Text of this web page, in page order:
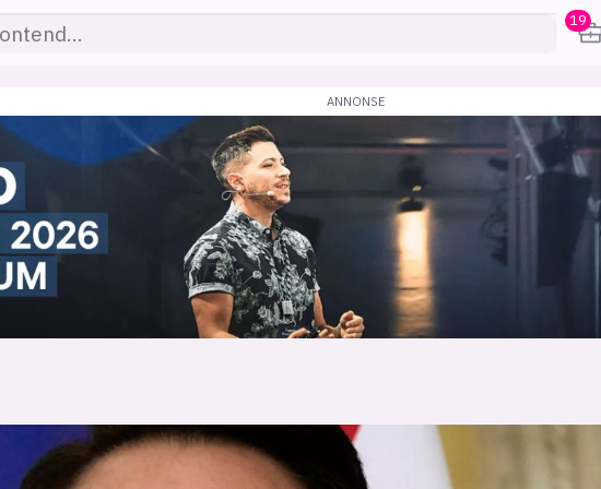
19
KI karriere
kontor frontend backend